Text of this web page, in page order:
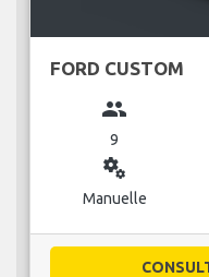
FORD CUSTOM
group
9
miscellaneous_services
Manuelle